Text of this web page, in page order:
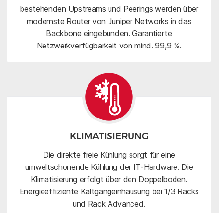
bestehenden Upstreams und Peerings werden über
modernste Router von Juniper Networks in das
Backbone eingebunden. Garantierte
Netzwerkverfügbarkeit von mind. 99,9 %.
KLIMATISIERUNG
Die direkte freie Kühlung sorgt für eine
umweltschonende Kühlung der IT-Hardware. Die
Klimatisierung erfolgt über den Doppelboden.
Energieeffiziente Kaltgangeinhausung bei 1/3 Racks
und Rack Advanced.